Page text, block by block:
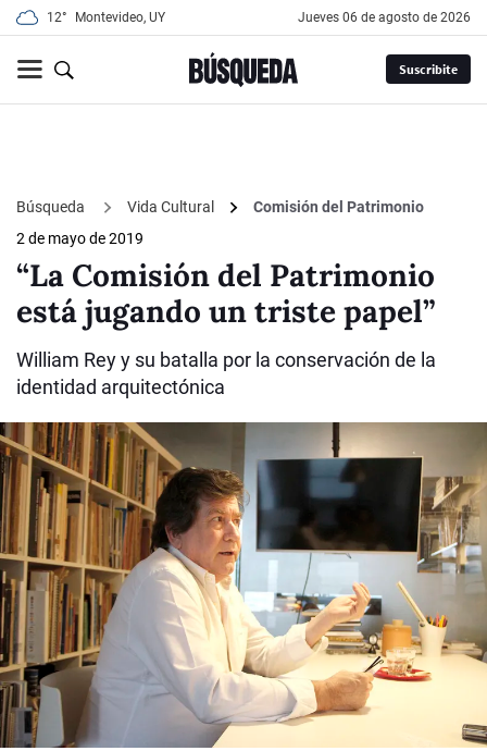
12° Montevideo, UY jueves 06 de agosto de 2026
Suscribite
Búsqueda Vida Cultural
Comisión del Patrimonio
2 de mayo de 2019
“La Comisión del Patrimonio
está jugando un triste papel”
William Rey y su batalla por la conservación de la
identidad arquitectónica